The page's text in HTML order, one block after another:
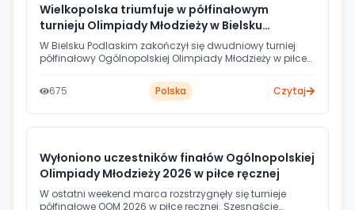
Wielkopolska triumfuje w półfinałowym
turnieju Olimpiady Młodzieży w Bielsku
Podlaskim
W Bielsku Podlaskim zakończył się dwudniowy turniej
półfinałowy Ogólnopolskiej Olimpiady Młodzieży w piłce
która wraz z drużyną Warmińsko-Mazurskiego
awansowała do finału. Gospodarze turnieju uplasowali
675 Polska Czytaj
Wyłoniono uczestników finałów Ogólnopolskiej
Olimpiady Młodzieży 2026 w piłce ręcznej
W ostatni weekend marca rozstrzygnęły się turnieje
półfinałowe OOM 2026 w piłce ręcznej. Szesnaście